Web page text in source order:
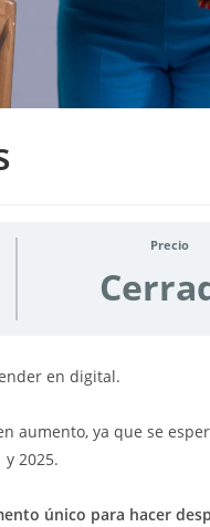
Precio
en digital.
aumento, ya que se
2025.
único para hacer